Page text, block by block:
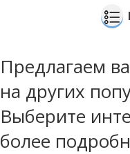
Предлагаем
на других
Выберите
более